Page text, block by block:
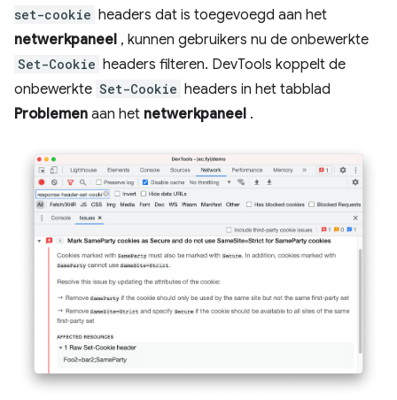
set-cookie headers dat is toegevoegd aan het
netwerkpaneel , kunnen gebruikers nu de onbewerkte
Set-Cookie headers filteren. DevTools koppelt de
onbewerkte Set-Cookie headers in het tabblad
Problemen aan het netwerkpaneel .